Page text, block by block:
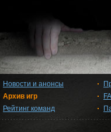
Новости и анонсы
Архив игр
Рейтинг команд